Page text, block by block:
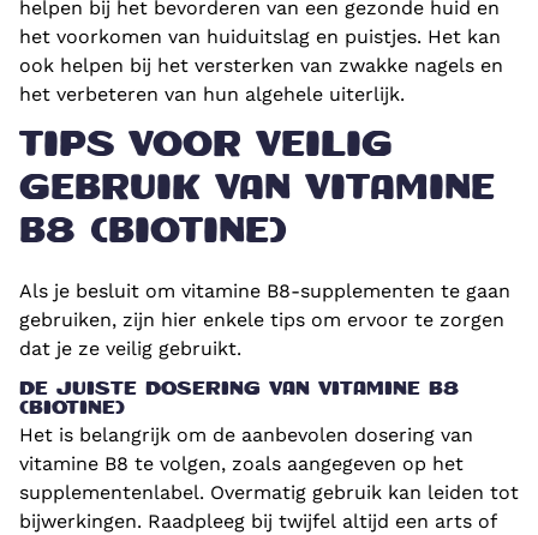
helpen bij het bevorderen van een gezonde huid en
het voorkomen van huiduitslag en puistjes. Het kan
ook helpen bij het versterken van zwakke nagels en
het verbeteren van hun algehele uiterlijk.
TIPS VOOR VEILIG
GEBRUIK VAN VITAMINE
B8 (BIOTINE)
Als je besluit om vitamine B8-supplementen te gaan
gebruiken, zijn hier enkele tips om ervoor te zorgen
dat je ze veilig gebruikt.
DE JUISTE DOSERING VAN VITAMINE B8
(BIOTINE)
Het is belangrijk om de aanbevolen dosering van
vitamine B8 te volgen, zoals aangegeven op het
supplementenlabel. Overmatig gebruik kan leiden tot
bijwerkingen. Raadpleeg bij twijfel altijd een arts of